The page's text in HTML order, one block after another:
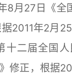
8月27日《全
2011年2月
十二届全国
修正，根据